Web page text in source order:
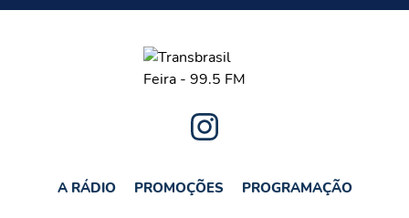
A RÁDIO PROMOÇÕES PROGRAMAÇÃO